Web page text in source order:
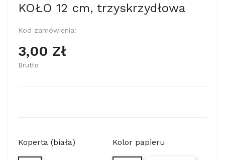
KOŁO 12 cm, trzyskrzydłowa
Kod zamówienia:
3,00 Zł
Brutto
Koperta (biała) Kolor papieru